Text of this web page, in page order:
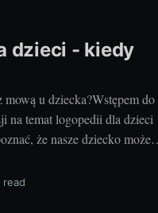
dzieci - kiedy
u dziecka?Wstępem do
na temat logopedii dla dzieci
że nasze dziecko może
już na wstępie zaznaczyć,
rozwoju mowy musi oznaczać
read